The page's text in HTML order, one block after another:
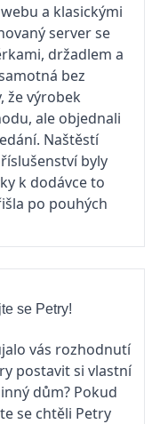
a klasickými
server se
držadlem a
bez
že výrobek
ale objednali
Naštěstí
byly
k dodávce to
po pouhých
se Petry!
vás rozhodnutí
postavit si vlastní
dům? Pokud
se chtěli Petry